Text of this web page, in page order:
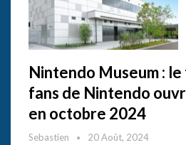
Nintendo Museum :
fans de Nintendo
en octobre 2024
Sebastien 20 Août, 2024